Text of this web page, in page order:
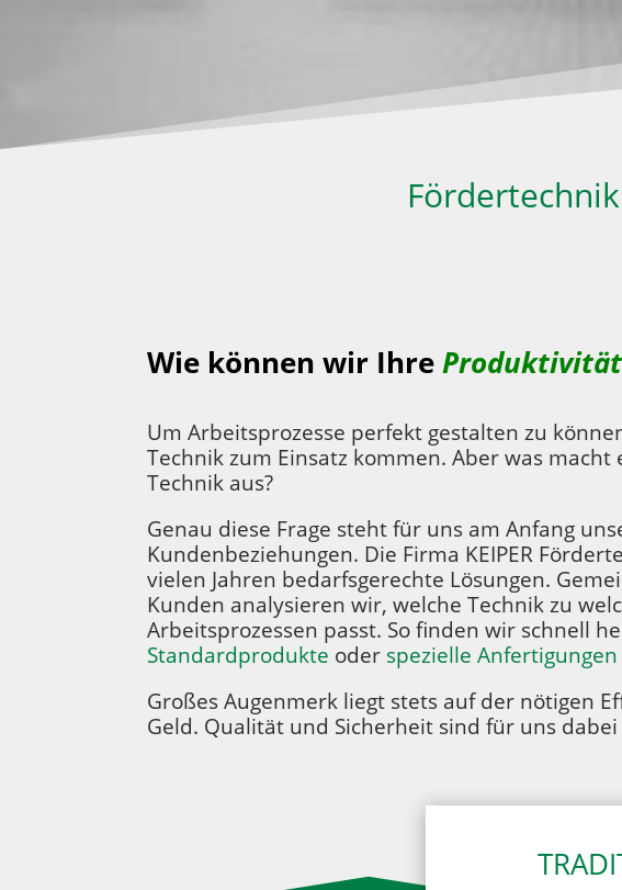
Fördertechnik
Wie können wir IhreProduktivität
Um Arbeitsprozesse perfekt gestalten zu
Technik zum Einsatz kommen. Aber was macht
Technik aus?
Genau diese Frage steht für uns am Anfang
Kundenbeziehungen. Die Firma KEIPER
vielen Jahren bedarfsgerechte Lösungen.
Kunden analysieren wir, welche Technik zu
Arbeitsprozessen passt. So finden wir schnell
Standardprodukte oder spezielle Anfertigungen
Großes Augenmerk liegt stets auf der nötigen
Geld. Qualität und Sicherheit sind für uns